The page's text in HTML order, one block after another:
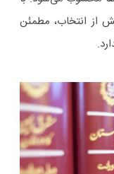
از انتخاب، مطمئن